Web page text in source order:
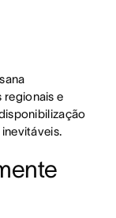
regionais e